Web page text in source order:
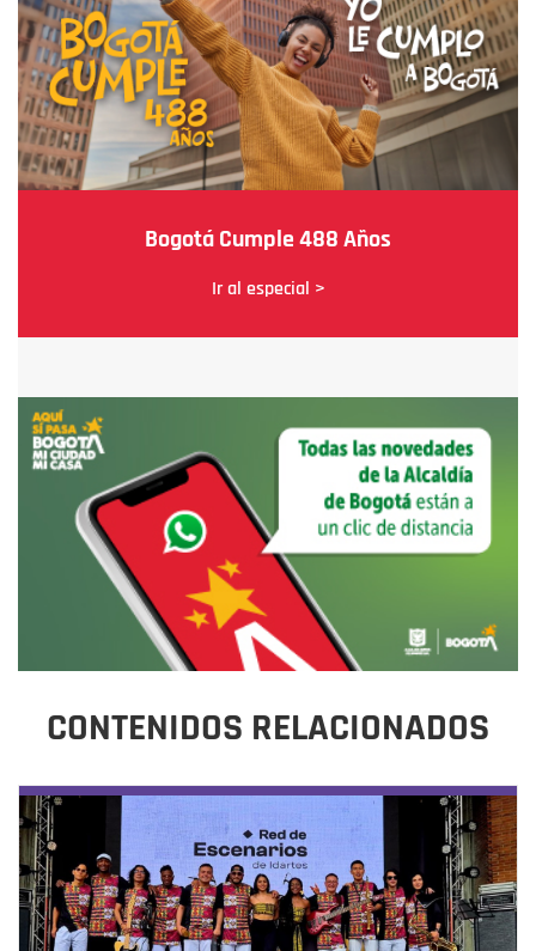
Bogotá Cumple 488 Años
Ir al especial >
CONTENIDOS RELACIONADOS